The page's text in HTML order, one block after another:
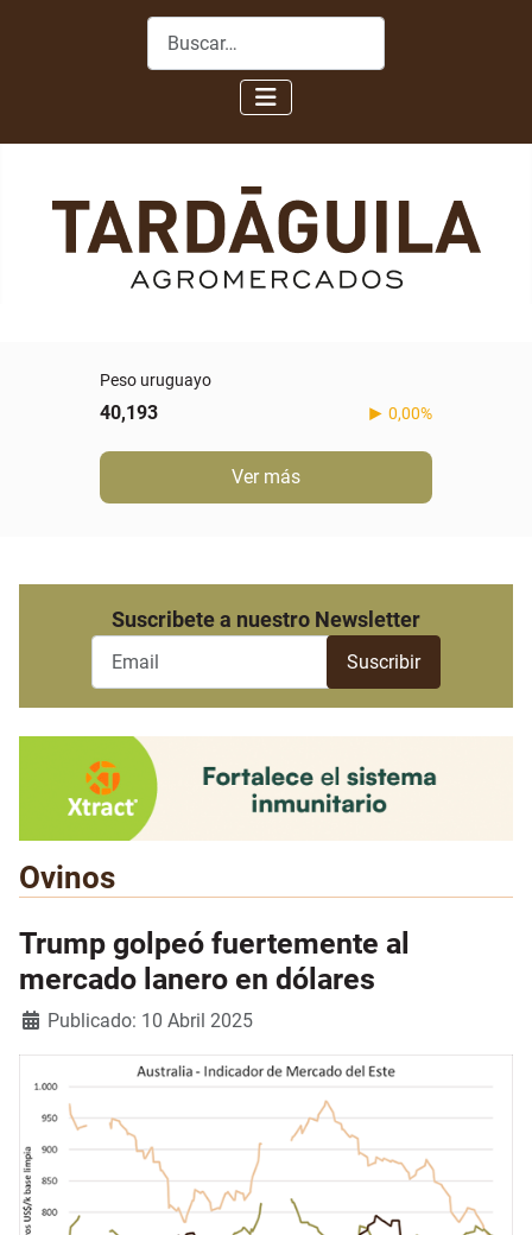
Buscar
Peso uruguayo
40,193 0,00%
Ver más
Suscribete a nuestro Newsletter
Ovinos
Trump golpeó fuertemente al
mercado lanero en dólares
Detalles
Publicado: 10 Abril 2025